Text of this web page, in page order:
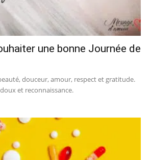
une bonne Journée de
douceur, amour, respect et gratitude.
et reconnaissance.